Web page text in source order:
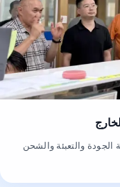
الجودة والتعبئة والشحن